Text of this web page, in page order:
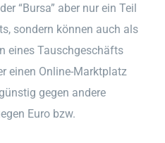
“Bursa” aber nur ein Teil
sondern können auch als
eines Tauschgeschäfts
einen Online-Marktplatz
gegen andere
Euro bzw.